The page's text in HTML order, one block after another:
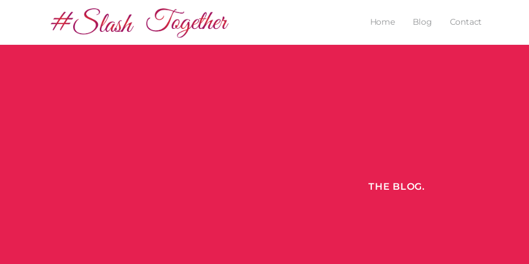
Home Blog Contact
THE BLOG.